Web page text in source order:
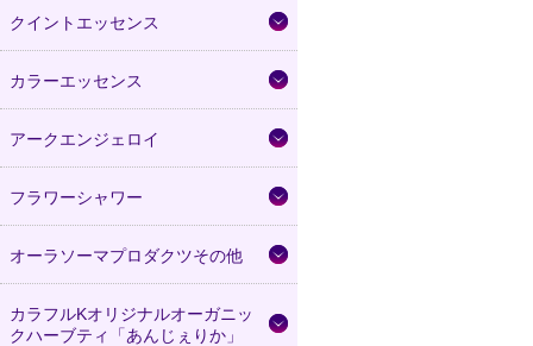
クイントエッセンス
カラーエッセンス
アークエンジェロイ
フラワーシャワー
オーラソーマプロダクツその他
カラフルKオリジナルオーガニッ
クハーブティ「あんじぇりか」